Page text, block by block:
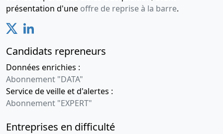
présentation d'une offre de reprise à la barre.
Candidats repreneurs
Données enrichies :
Abonnement "DATA"
Service de veille et d'alertes :
Abonnement "EXPERT"
Entreprises en difficulté